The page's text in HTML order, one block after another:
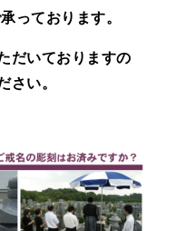
っております。
だいておりますの
さい。